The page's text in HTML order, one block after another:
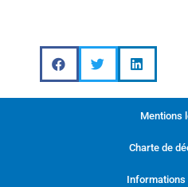
Responsable
Renaud
Secrétaire
Envoyer
Mentions
Charte de
Informations